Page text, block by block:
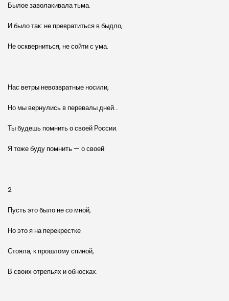
Былое заволакивала тьма.
И было так: не превратиться в быдло,
Не оскверниться, не сойти с ума.
Нас ветры невозвратные носили,
Но мы вернулись в перевалы дней…
Ты будешь помнить о своей России.
Я тоже буду помнить — о своей.
2
Пусть это было не со мной,
Но это я на перекрестке
Стояла, к прошлому спиной,
В своих отрепьях и обносках.